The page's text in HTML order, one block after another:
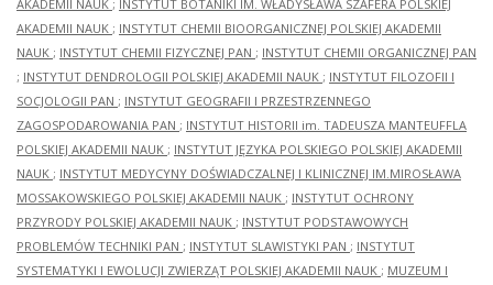
AKADEMII NAUK ; INSTYTUT BOTANIKI IM. WŁADYSŁAWA SZAFERA POLSKIEJ
AKADEMII NAUK ; INSTYTUT CHEMII BIOORGANICZNEJ POLSKIEJ AKADEMII
NAUK ; INSTYTUT CHEMII FIZYCZNEJ PAN ; INSTYTUT CHEMII ORGANICZNEJ PAN
; INSTYTUT DENDROLOGII POLSKIEJ AKADEMII NAUK ; INSTYTUT FILOZOFII I
SOCJOLOGII PAN ; INSTYTUT GEOGRAFII I PRZESTRZENNEGO
ZAGOSPODAROWANIA PAN ; INSTYTUT HISTORII im. TADEUSZA MANTEUFFLA
POLSKIEJ AKADEMII NAUK ; INSTYTUT JĘZYKA POLSKIEGO POLSKIEJ AKADEMII
NAUK ; INSTYTUT MEDYCYNY DOŚWIADCZALNEJ I KLINICZNEJ IM.MIROSŁAWA
MOSSAKOWSKIEGO POLSKIEJ AKADEMII NAUK ; INSTYTUT OCHRONY
PRZYRODY POLSKIEJ AKADEMII NAUK ; INSTYTUT PODSTAWOWYCH
PROBLEMÓW TECHNIKI PAN ; INSTYTUT SLAWISTYKI PAN ; INSTYTUT
SYSTEMATYKI I EWOLUCJI ZWIERZĄT POLSKIEJ AKADEMII NAUK ; MUZEUM I